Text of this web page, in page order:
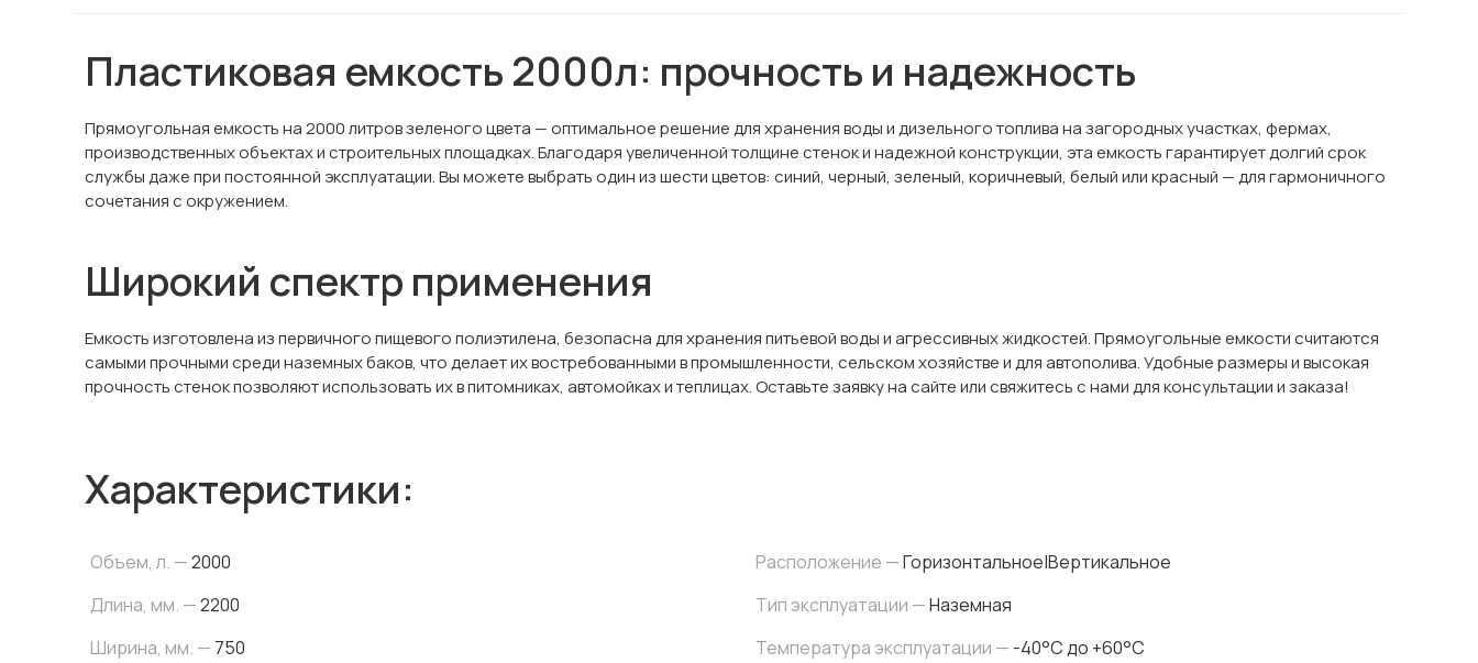
Пластиковая емкость 2000л: прочность и надежность
Прямоугольная емкость на 2000 литров зеленого цвета — оптимальное решение для хранения воды и дизельного топлива на загородных участках, фермах,
производственных объектах и строительных площадках. Благодаря увеличенной толщине стенок и надежной конструкции, эта емкость гарантирует долгий срок
службы даже при постоянной эксплуатации. Вы можете выбрать один из шести цветов: синий, черный, зеленый, коричневый, белый или красный — для гармоничного
сочетания с окружением.
Широкий спектр применения
Емкость изготовлена из первичного пищевого полиэтилена, безопасна для хранения питьевой воды и агрессивных жидкостей. Прямоугольные емкости считаются
самыми прочными среди наземных баков, что делает их востребованными в промышленности, сельском хозяйстве и для автополива. Удобные размеры и высокая
прочность стенок позволяют использовать их в питомниках, автомойках и теплицах. Оставьте заявку на сайте или свяжитесь с нами для консультации и заказа!
Характеристики:
Объем, л. —2000
Длина, мм. —2200
Ширина, мм. — 750
Расположение —Горизонтальное|Вертикальное
Тип эксплуатации —Наземная
Температура эксплуатации — -40°C до +60°C